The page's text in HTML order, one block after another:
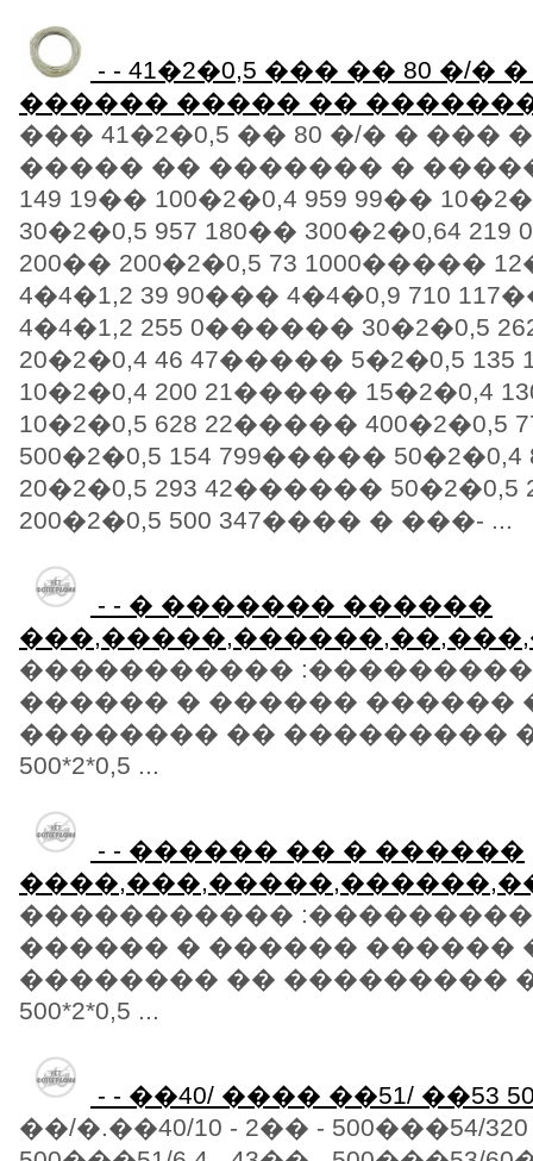
- - 41�2�0,5 ��� �� 80 �/�
������ ����� ��
��� 41�2�0,5 �� 80 �/� �
����� �� ������� �
149 19�� 100�2�0,4 959 99��
30�2�0,5 957 180�� 300�2�0,64 219
200�� 200�2�0,5 73 1000�����
4�4�1,2 39 90��� 4�4�0,9 710
4�4�1,2 255 0������ 30�2�0,5
20�2�0,4 46 47����� 5�2�0,5
10�2�0,4 200 21����� 15�2�0,4
10�2�0,5 628 22����� 400�2�0,5
500�2�0,5 154 799�����
20�2�0,5 293 42������
200�2�0,5 500 347���� � ���- ...
- - � ������� ������
�����������
������ � ������ ������
�������� �� ���������
500*2*0,5 ...
- - ������ �� � ������
�����������
������ � ������ ������
�������� �� ���������
500*2*0,5 ...
- - ��40/ ���� ��51/ ��53
��/�.��40/10 - 2�� - 500���54/